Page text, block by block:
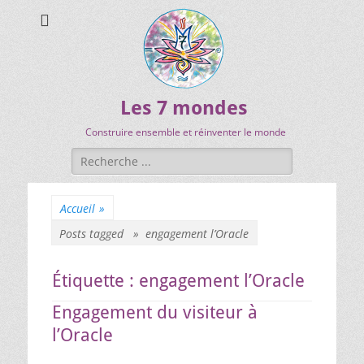
Les 7 mondes
Construire ensemble et réinventer le monde
Accueil »
Posts tagged » engagement l’Oracle
Étiquette : engagement l’Oracle
Engagement du visiteur à
l’Oracle